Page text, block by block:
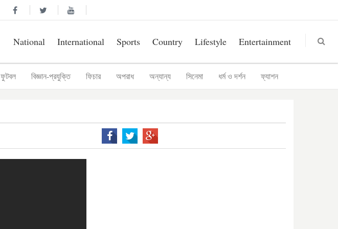
National International Sports Country Lifestyle Entertainment
ফুটবল বিজ্ঞান-প্রযুক্তি ফিচার অপরাধ অন্যান্য সিনেমা ধর্ম ও দর্শন ফ্যাশন